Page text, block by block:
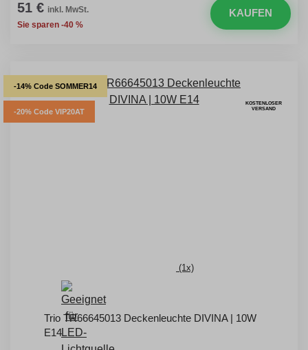
51 € inkl. MwSt.
Sie sparen -40 %
KAUFEN
-14% Code SOMMER14
-20% Code VIP20AT
KOSTENLOSER
VERSAND
(1x)
Trio TR66645013 Deckenleuchte DIVINA | 10W
E14